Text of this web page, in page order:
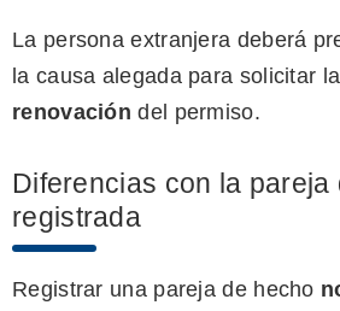
La persona extranjera deberá
la causa alegada para solicitar la
renovación del permiso.
Diferencias con la pareja
registrada
Registrar una pareja de hecho